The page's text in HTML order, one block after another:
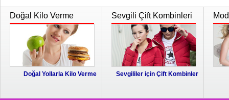
Doğal Kilo Verme
Doğal Yollarla Kilo Verme
Sevgili Çift Kombinleri
Sevgililer için Çift Kombinler